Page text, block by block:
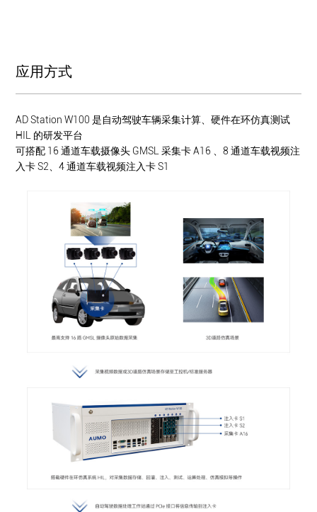
应用方式
AD Station W100 是自动驾驶车辆采集计算、硬件在环仿真测试
HIL 的研发平台
可搭配 16 通道车载摄像头 GMSL 采集卡 A16 、8 通道车载视频注
入卡 S2、4 通道车载视频注入卡 S1